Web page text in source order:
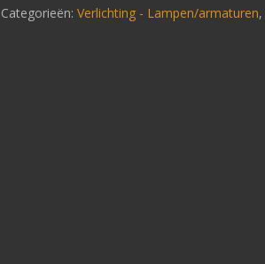
Categorieën: Verlichting - Lampen/armaturen,